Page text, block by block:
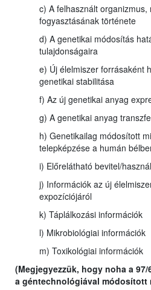
c) A felhasznált organizmus,
fogyasztásának története
d) A genetikai módosítás
tulajdonságaira
e) Új élelmiszer forrásaként
genetikai stabilitása
f) Az új genetikai anyag
g) A genetikai anyag
h) Genetikailag módosított
telepképzése a humán
i) Előrelátható bevitel/
j) Információk az új
expozíciójáról
k) Táplálkozási információk
l) Mikrobiológiai információk
m) Toxikológiai információk
(Megjegyezzük, hogy noha a
a géntechnológiával módosított